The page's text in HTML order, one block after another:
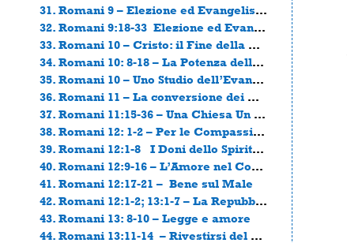
31. Romani 9 – Elezione ed Evangelismo (2)
32. Romani 9:18-33 Elezione ed Evangelismo (3)
33. Romani 10 – Cristo: il Fine della Legge
34. Romani 10: 8-18 – La Potenza dell’Evangelismo
35. Romani 10 – Uno Studio dell’Evangelismo
36. Romani 11 – La conversione dei Giudei
37. Romani 11:15-36 – Una Chiesa Un Patto
38. Romani 12: 1-2 – Per le Compassioni di Dio, sacrifici viventi.
39. Romani 12:1-8 I Doni dello Spirito Santo
40. Romani 12:9-16 – L’Amore nel Corpo di Cristo
41. Romani 12:17-21 – Bene sul Male
42. Romani 12:1-2; 13:1-7 – La Repubblica Cristiana
43. Romani 13: 8-10 – Legge e amore
44. Romani 13:11-14 – Rivestirsi del Signore Gesù Cristo